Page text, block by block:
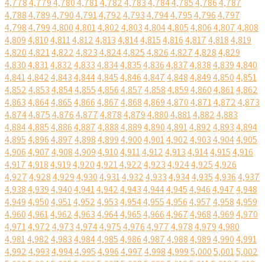
4,7784,7794,7804,7814,7824,7834,7844,7854,7864,787
4,7884,7894,7904,7914,7924,7934,7944,7954,7964,797
4,7984,7994,8004,8014,8024,8034,8044,8054,8064,8074,808
4,8094,8104,8114,8124,8134,8144,8154,8164,8174,8184,819
4,8204,8214,8224,8234,8244,8254,8264,8274,8284,829
4,8304,8314,8324,8334,8344,8354,8364,8374,8384,8394,840
4,8414,8424,8434,8444,8454,8464,8474,8484,8494,8504,851
4,8524,8534,8544,8554,8564,8574,8584,8594,8604,8614,862
4,8634,8644,8654,8664,8674,8684,8694,8704,8714,8724,873
4,8744,8754,8764,8774,8784,8794,8804,8814,8824,883
4,8844,8854,8864,8874,8884,8894,8904,8914,8924,8934,894
4,8954,8964,8974,8984,8994,9004,9014,9024,9034,9044,905
4,9064,9074,9084,9094,9104,9114,9124,9134,9144,9154,916
4,9174,9184,9194,9204,9214,9224,9234,9244,9254,926
4,9274,9284,9294,9304,9314,9324,9334,9344,9354,9364,937
4,9384,9394,9404,9414,9424,9434,9444,9454,9464,9474,948
4,9494,9504,9514,9524,9534,9544,9554,9564,9574,9584,959
4,9604,9614,9624,9634,9644,9654,9664,9674,9684,9694,970
4,9714,9724,9734,9744,9754,9764,9774,9784,9794,980
4,9814,9824,9834,9844,9854,9864,9874,9884,9894,9904,991
4,9924,9934,9944,9954,9964,9974,9984,9995,0005,0015,002